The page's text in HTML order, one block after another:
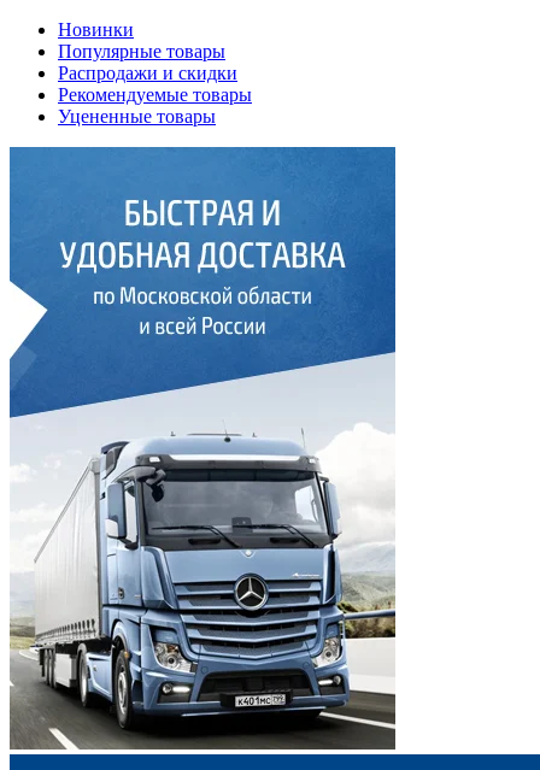
Новинки
Популярные товары
Распродажи и скидки
Рекомендуемые товары
Уцененные товары